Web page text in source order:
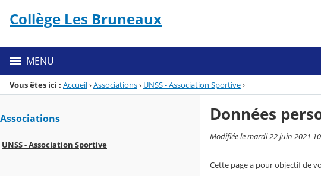
Menu de la rubrique
Contenu
Collège Les Bruneaux
MENU
Vous êtes ici : Accueil›Associations› UNSS - Association Sportive›
Associations
UNSS - Association Sportive
Données
Modifiée le mardi 22 juin 2021
Cette page a pour objectif de